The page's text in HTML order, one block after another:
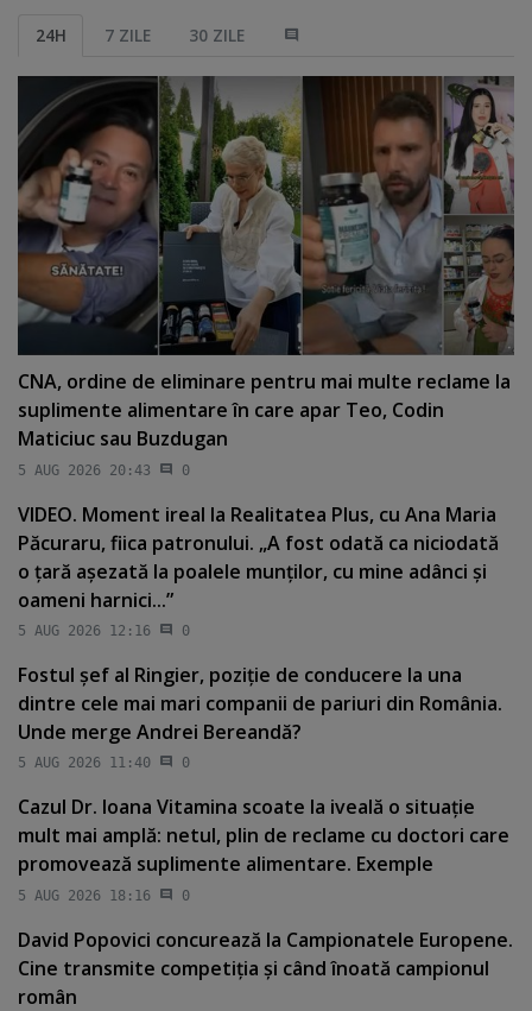
24H 7 ZILE 30 ZILE
CNA, ordine de eliminare pentru mai multe reclame la
suplimente alimentare în care apar Teo, Codin
Maticiuc sau Buzdugan
5 AUG 2026 20:43 0
VIDEO. Moment ireal la Realitatea Plus, cu Ana Maria
Păcuraru, fiica patronului. „A fost odată ca niciodată
o ţară aşezată la poalele munţilor, cu mine adânci şi
oameni harnici...”
5 AUG 2026 12:16 0
Fostul şef al Ringier, poziţie de conducere la una
dintre cele mai mari companii de pariuri din România.
Unde merge Andrei Bereandă?
5 AUG 2026 11:40 0
Cazul Dr. Ioana Vitamina scoate la iveală o situaţie
mult mai amplă: netul, plin de reclame cu doctori care
promovează suplimente alimentare. Exemple
5 AUG 2026 18:16 0
David Popovici concurează la Campionatele Europene.
Cine transmite competiţia şi când înoată campionul
român